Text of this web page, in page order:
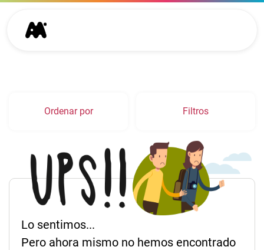
Ordenar por Filtros
Lo sentimos...
Pero ahora mismo no hemos encontrado